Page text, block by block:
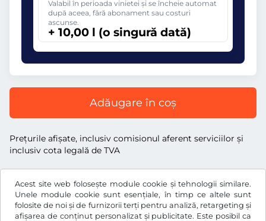
Acest site web folosește module cookie și tehnologii similare.
Unele module cookie sunt esențiale, în timp ce altele sunt
folosite de noi și de furnizorii terți pentru analiză, retargeting și
afișarea de conținut personalizat și publicitate. Este posibil ca
Valabil în perioada vinietei și se încheie automat
după aceea, fără abonament sau costuri
ascunse.
+ 10,00 l (o singură dată)
Adăugare în coș
Preţurile afişate, inclusiv comisionul aferent serviciilor și
inclusiv cota legală de TVA
RON